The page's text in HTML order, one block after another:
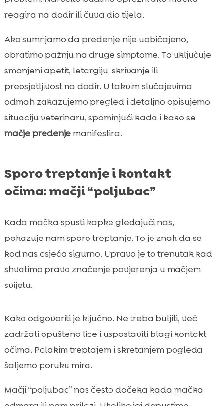
reagira na dodir ili čuva dio tijela.
Ako sumnjamo da predenje nije uobičajeno,
obratimo pažnju na druge simptome. To uključuje
smanjeni apetit, letargiju, skrivanje ili
preosjetljivost na dodir. U takvim slučajevima
odmah zakazujemo pregled i detaljno opisujemo
situaciju veterinaru, spominjući kada i kako se
mačje predenjemanifestira.
Sporo treptanje i kontakt
očima: mačji “poljubac”
Kada mačka spusti kapke gledajući nas,
pokazuje nam sporo treptanje. To je znak da se
kod nas osjeća sigurno. Upravo je to trenutak kad
shvatimo pravo značenje povjerenja u mačjem
svijetu.
Kako odgovoriti je ključno. Ne treba buljiti, već
zadržati opušteno lice i uspostaviti blagi kontakt
očima. Polakim treptajem i skretanjem pogleda
šaljemo poruku mira.
Mačji “poljubac” nas često dočeka kada mačka